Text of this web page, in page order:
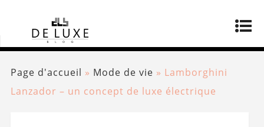
Page d'accueil » Mode de vie » Lamborghini
Lanzador – un concept de luxe électrique